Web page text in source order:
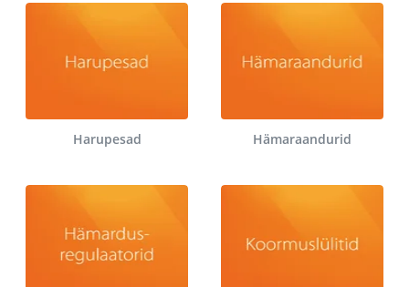
Harupesad Hämaraandurid